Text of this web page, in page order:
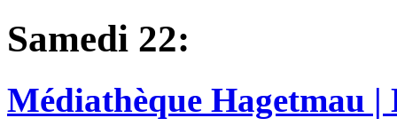
Samedi 22:
Médiathèque Hagetmau